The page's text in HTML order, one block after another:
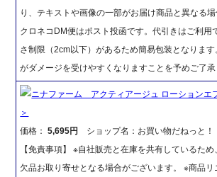
り、テキストや画像の一部がお届け商品と異なる
クロネコDM便はポスト投函です。代引きはご利用
さ制限（2cm以下）があるため簡易包装となりま
がダメージを受けやすくなりますことを予めご了承
ニナファーム アクティアージュ ローションエ
＞
価格：5,695円
ショップ名：お買い物だねっと！
【免責事項】 ※自社販売と在庫を共有しているた
欠品お取り寄せとなる場合がございます。 ※商品リ